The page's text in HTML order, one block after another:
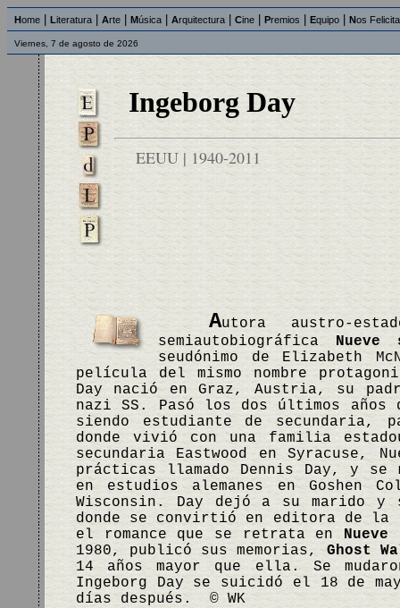
Home Literatura Arte Música Arquitectura Cine Premios Equipo Nos
Viernes, 7 de agosto de 2026
Ingeborg Day
EEUU | 1940-2011
Autora austro-
semiautobiográfica Nueve
seudónimo de Elizabeth
película del mismo nombre
Day nació en Graz, Austria, su
nazi SS. Pasó los dos últimos
siendo estudiante de secundaria,
donde vivió con una familia
secundaria Eastwood en Syracuse,
prácticas llamado Dennis Day, y se
en estudios alemanes en Goshen
Wisconsin. Day dejó a su marido y
donde se convirtió en editora de la
el romance que se retrata en Nueve
1980, publicó sus memorias, Ghost
14 años mayor que ella. Se
Ingeborg Day se suicidó el 18 de
días después. © WK